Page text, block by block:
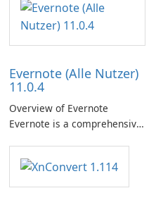
Evernote (Alle Nutzer)
11.0.4
Overview of Evernote
Evernote is a comprehensive
users capture, organize, and
access information across